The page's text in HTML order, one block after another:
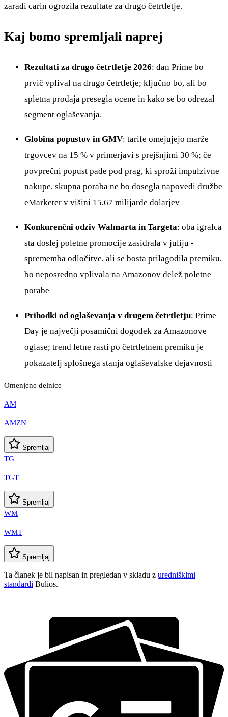
zaradi carin ogrozila rezultate za drugo četrtletje.
Kaj bomo spremljali naprej
Rezultati za drugo četrtletje 2026: dan Prime bo
prvič vplival na drugo četrtletje; ključno bo, ali bo
spletna prodaja presegla ocene in kako se bo odrezal
segment oglaševanja.
Globina popustov in GMV: tarife omejujejo marže
trgovcev na 15 % v primerjavi s prejšnjimi 30 %; če
povprečni popust pade pod prag, ki sproži impulzivne
nakupe, skupna poraba ne bo dosegla napovedi družbe
eMarketer v višini 15,67 milijarde dolarjev
Konkurenčni odziv Walmarta in Targeta: oba igralca
sta doslej poletne promocije zasidrala v juliju -
sprememba odločitve, ali se bosta prilagodila premiku,
bo neposredno vplivala na Amazonov delež poletne
porabe
Prihodki od oglaševanja v drugem četrtletju: Prime
Day je največji posamični dogodek za Amazonove
oglase; trend letne rasti po četrtletnem premiku je
pokazatelj splošnega stanja oglaševalske dejavnosti
Omenjene delnice
AM
AMZN
Spremljaj
TG
TGT
Spremljaj
WM
WMT
Spremljaj
Ta članek je bil napisan in pregledan v skladu z uredniškimi
standardi Bulios.